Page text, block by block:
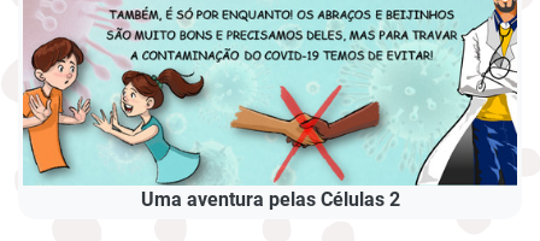
Uma aventura pelas Células 2